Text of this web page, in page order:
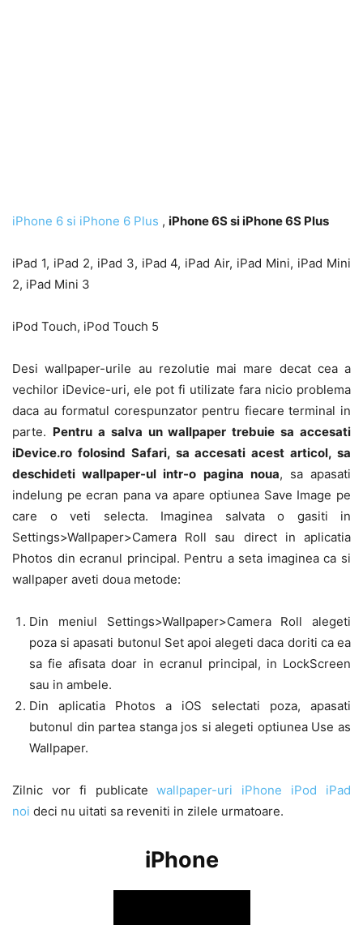
iPhone 6 si iPhone 6 Plus , iPhone 6S si iPhone 6S Plus
iPad 1, iPad 2, iPad 3, iPad 4, iPad Air, iPad Mini, iPad Mini
2, iPad Mini 3
iPod Touch, iPod Touch 5
Desi wallpaper-urile au rezolutie mai mare decat cea a
vechilor iDevice-uri, ele pot fi utilizate fara nicio problema
daca au formatul corespunzator pentru fiecare terminal in
parte. Pentru a salva un wallpaper trebuie sa accesati
iDevice.ro folosind Safari, sa accesati acest articol, sa
deschideti wallpaper-ul intr-o pagina noua, sa apasati
indelung pe ecran pana va apare optiunea Save Image pe
care o veti selecta. Imaginea salvata o gasiti in
Settings>Wallpaper>Camera Roll sau direct in aplicatia
Photos din ecranul principal. Pentru a seta imaginea ca si
wallpaper aveti doua metode:
Din meniul Settings>Wallpaper>Camera Roll alegeti
poza si apasati butonul Set apoi alegeti daca doriti ca ea
sa fie afisata doar in ecranul principal, in LockScreen
sau in ambele.
Din aplicatia Photos a iOS selectati poza, apasati
butonul din partea stanga jos si alegeti optiunea Use as
Wallpaper.
Zilnic vor fi publicatewallpaper-uri iPhone iPod iPad
noi deci nu uitati sa reveniti in zilele urmatoare.
iPhone